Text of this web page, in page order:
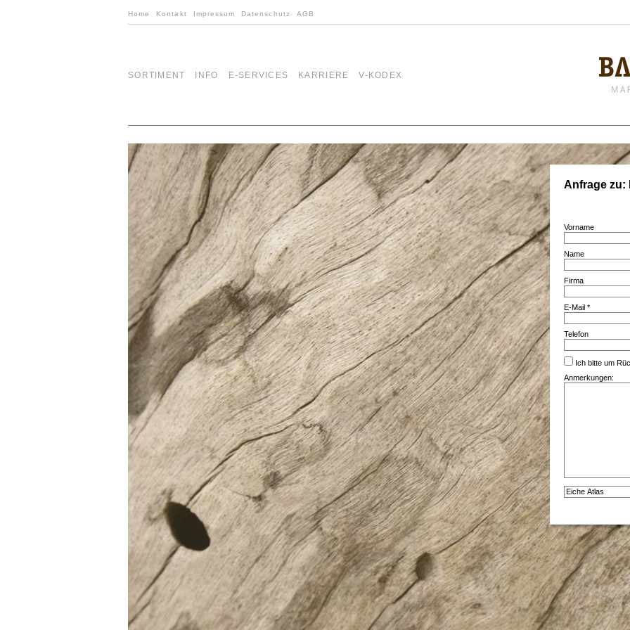
Home Kontakt Impressum Datenschutz AGB
SORTIMENT INFO E-SERVICES KARRIERE V-KODEX
Anfrage zu:
Vorname
Name
Firma
E-Mail *
Telefon
Ich bitte um
Anmerkungen:
Alternative: